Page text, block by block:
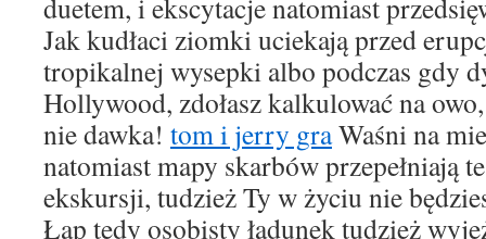
duetem, i ekscytacje natomiast
Jak kudłaci ziomki uciekają przed
tropikalnej wysepki albo podczas gdy
Hollywood, zdołasz kalkulować na
nie dawka! tom i jerry graWaśni na
natomiast mapy skarbów przepełniają
ekskursji, tudzież Ty w życiu nie
Łap tedy osobisty ładunek tudzież